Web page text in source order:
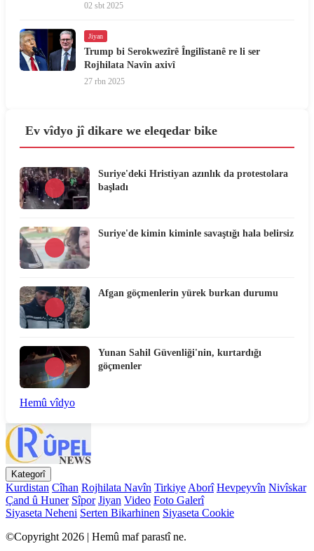
02 sbt 2025
Jiyan
Trump bi Serokwezîrê Îngilîstanê re li ser
Rojhilata Navîn axivî
27 rbn 2025
Ev vîdyo jî dikare we eleqedar bike
Suriye'deki Hristiyan azınlık da protestolara
başladı
Suriye'de kimin kiminle savaştığı hala belirsiz
Afgan göçmenlerin yürek burkan durumu
Yunan Sahil Güvenliği'nin, kurtardığı
göçmenler
Hemû vîdyo
Kategorî
Kurdistan Cîhan Rojhilata Navîn TirkiyeAborî Hevpeyvîn Nivîskar
Çand û Huner Sîpor Jiyan Video Foto Galerî
Siyaseta Neheni Serten Bikarhinen Siyaseta Cookie
©Copyright 2026 | Hemû maf parastî ne.